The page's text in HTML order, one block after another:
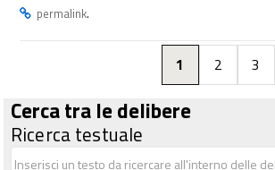
permalink.
1 2 3
Cerca tra le delibere
Ricerca testuale